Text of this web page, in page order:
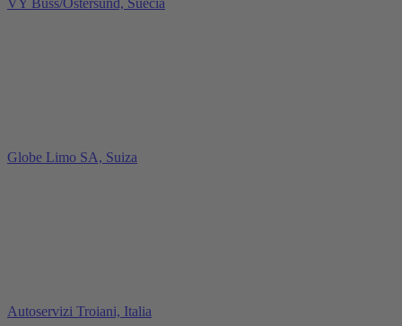
VY Buss/Östersund, Suecia
Globe Limo SA, Suiza
Autoservizi Troiani, Italia